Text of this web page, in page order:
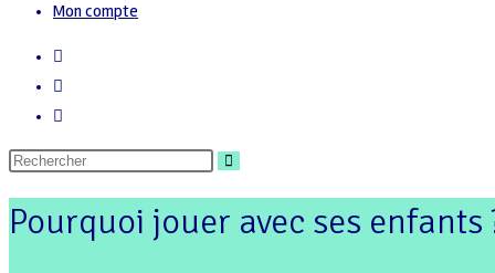
Mon compte
Pourquoi jouer avec ses enfants